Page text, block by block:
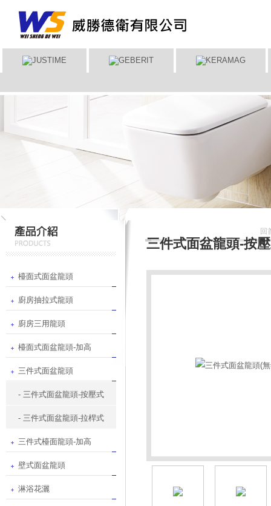
檯面式面盆龍頭
廚房抽拉式龍頭
廚房三用龍頭
檯面式面盆龍頭-加高
三件式面盆龍頭
- 三件式面盆龍頭-按壓式
- 三件式面盆龍頭-拉桿式
三件式檯面龍頭-加高
壁式面盆龍頭
淋浴花灑
回
三件式面盆龍頭-按